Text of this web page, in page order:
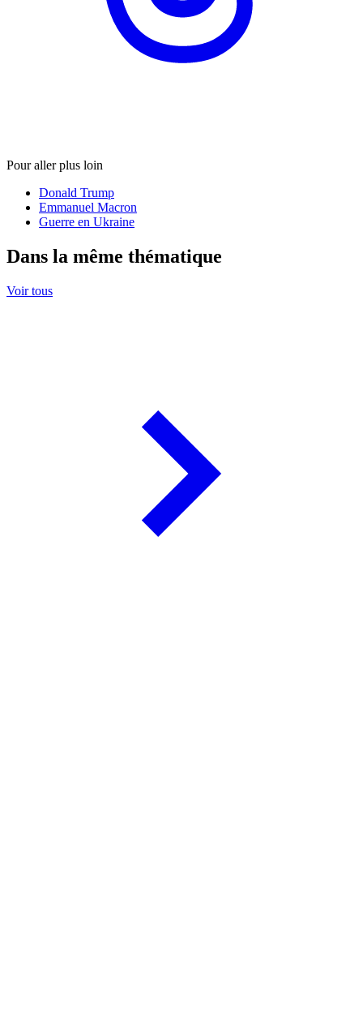
Pour aller plus loin
Donald Trump
Emmanuel Macron
Guerre en Ukraine
Dans la même thématique
Voir tous